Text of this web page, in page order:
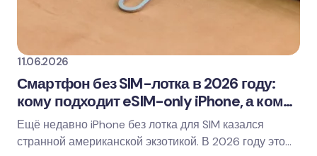
11.06.2026
Смартфон без SIM-лотка в 2026 году:
кому подходит eSIM-only iPhone, а кому
лучше не рисковать
Ещё недавно iPhone без лотка для SIM казался
странной американской экзотикой. В 2026 году это